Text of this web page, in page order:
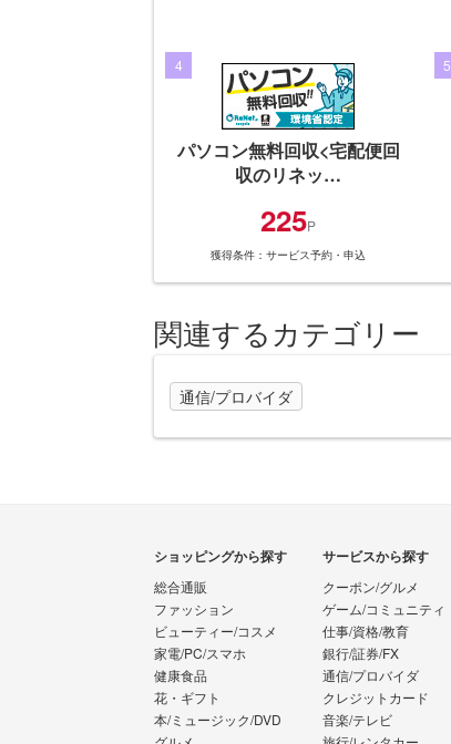
4
パソコン無料回収<宅配便回
収のリネッ…
225P
獲得条件：サービス予約・申込
5
関連するカテゴリー
通信/プロバイダ
ショッピングから探す
総合通販
ファッション
ビューティー/コスメ
家電/PC/スマホ
健康食品
花・ギフト
本/ミュージック/DVD
サービスから探す
クーポン/グルメ
ゲーム/コミュニティ
仕事/資格/教育
銀行/証券/FX
通信/プロバイダ
クレジットカード
音楽/テレビ